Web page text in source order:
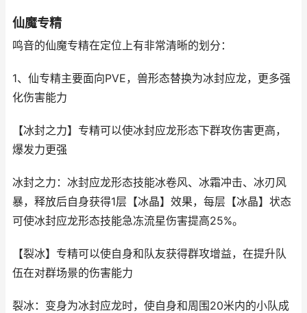
仙魔专精
鸣音的仙魔专精在定位上有非常清晰的划分：
1、仙专精主要面向PVE，兽形态替换为冰封应龙，更多强
化伤害能力
【冰封之力】专精可以使冰封应龙形态下群攻伤害更高，
爆发力更强
冰封之力：冰封应龙形态技能冰卷风、冰霜冲击、冰刃风
暴，释放后自身获得1层【冰晶】效果，每层【冰晶】状态
可使冰封应龙形态技能急冻流星伤害提高25%。
【裂冰】专精可以使自身和队友获得群攻增益，在提升队
伍在对群场景的伤害能力
裂冰：变身为冰封应龙时，使自身和周围20米内的小队成